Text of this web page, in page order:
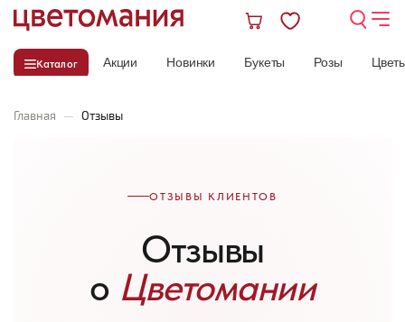
Каталог Акции Новинки Букеты Розы
Главная — Отзывы
ОТЗЫВЫ КЛИЕНТОВ
Отзывы
о Цветомании